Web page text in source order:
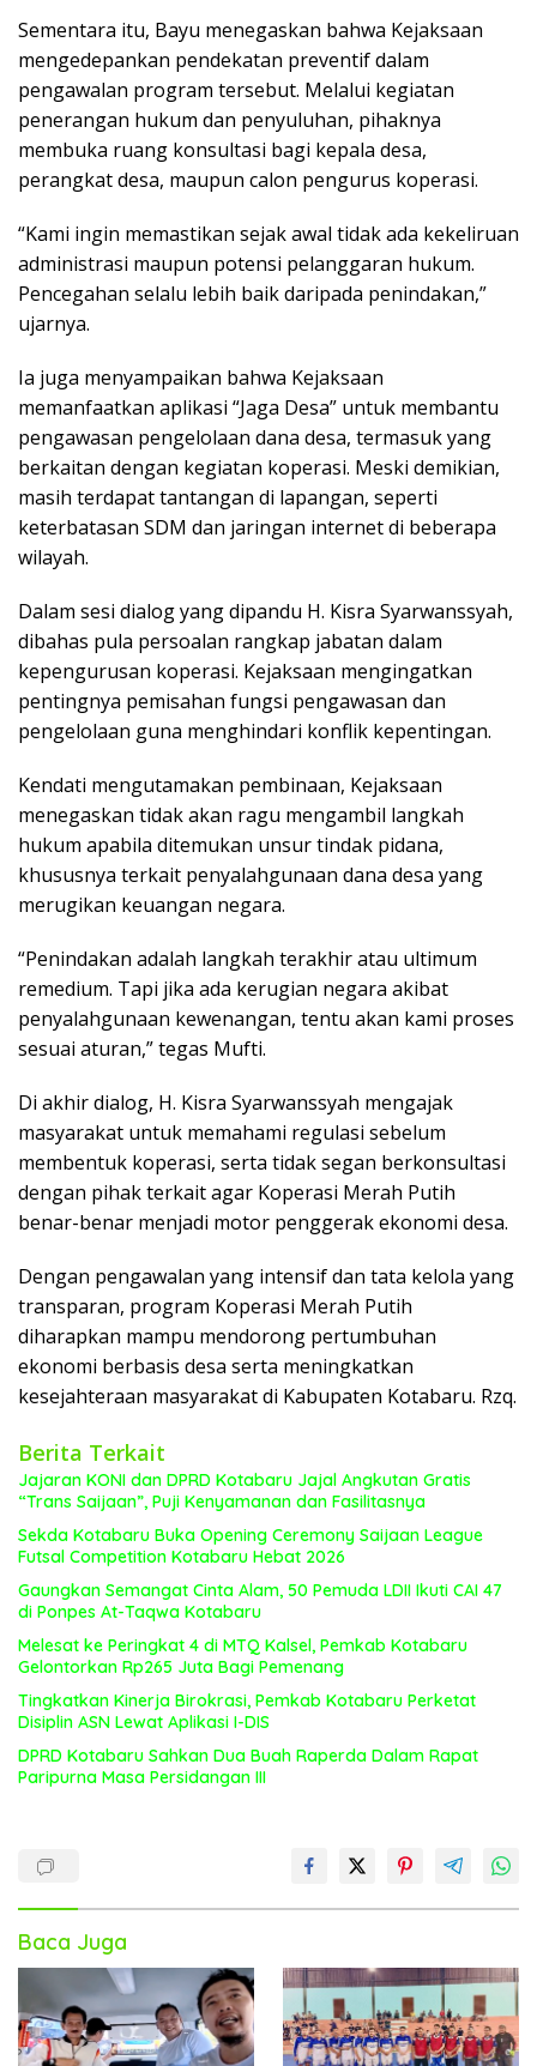
Sementara itu, Bayu menegaskan bahwa Kejaksaan
mengedepankan pendekatan preventif dalam
pengawalan program tersebut. Melalui kegiatan
penerangan hukum dan penyuluhan, pihaknya
membuka ruang konsultasi bagi kepala desa,
perangkat desa, maupun calon pengurus koperasi.
“Kami ingin memastikan sejak awal tidak ada kekeliruan
administrasi maupun potensi pelanggaran hukum.
Pencegahan selalu lebih baik daripada penindakan,”
ujarnya.
Ia juga menyampaikan bahwa Kejaksaan
memanfaatkan aplikasi “Jaga Desa” untuk membantu
pengawasan pengelolaan dana desa, termasuk yang
berkaitan dengan kegiatan koperasi. Meski demikian,
masih terdapat tantangan di lapangan, seperti
keterbatasan SDM dan jaringan internet di beberapa
wilayah.
Dalam sesi dialog yang dipandu H. Kisra Syarwanssyah,
dibahas pula persoalan rangkap jabatan dalam
kepengurusan koperasi. Kejaksaan mengingatkan
pentingnya pemisahan fungsi pengawasan dan
pengelolaan guna menghindari konflik kepentingan.
Kendati mengutamakan pembinaan, Kejaksaan
menegaskan tidak akan ragu mengambil langkah
hukum apabila ditemukan unsur tindak pidana,
khususnya terkait penyalahgunaan dana desa yang
merugikan keuangan negara.
“Penindakan adalah langkah terakhir atau ultimum
remedium. Tapi jika ada kerugian negara akibat
penyalahgunaan kewenangan, tentu akan kami proses
sesuai aturan,” tegas Mufti.
Di akhir dialog, H. Kisra Syarwanssyah mengajak
masyarakat untuk memahami regulasi sebelum
membentuk koperasi, serta tidak segan berkonsultasi
dengan pihak terkait agar Koperasi Merah Putih
benar-benar menjadi motor penggerak ekonomi desa.
Dengan pengawalan yang intensif dan tata kelola yang
transparan, program Koperasi Merah Putih
diharapkan mampu mendorong pertumbuhan
ekonomi berbasis desa serta meningkatkan
kesejahteraan masyarakat di Kabupaten Kotabaru. Rzq.
Berita Terkait
Jajaran KONI dan DPRD Kotabaru Jajal Angkutan Gratis
“Trans Saijaan”, Puji Kenyamanan dan Fasilitasnya
Sekda Kotabaru Buka Opening Ceremony Saijaan League
Futsal Competition Kotabaru Hebat 2026
Gaungkan Semangat Cinta Alam, 50 Pemuda LDII Ikuti CAI 47
di Ponpes At-Taqwa Kotabaru
Melesat ke Peringkat 4 di MTQ Kalsel, Pemkab Kotabaru
Gelontorkan Rp265 Juta Bagi Pemenang
Tingkatkan Kinerja Birokrasi, Pemkab Kotabaru Perketat
Disiplin ASN Lewat Aplikasi I-DIS
DPRD Kotabaru Sahkan Dua Buah Raperda Dalam Rapat
Paripurna Masa Persidangan III
Baca Juga